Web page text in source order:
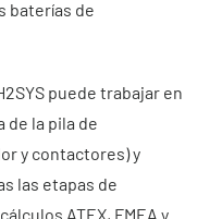
baterías de
puede trabajar en
de la pila de
y contactores) y
las etapas de
ATEX, FMEA y